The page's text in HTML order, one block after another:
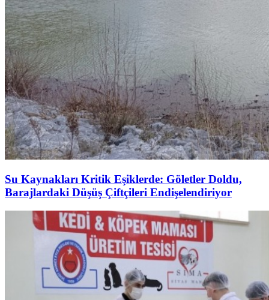
Su Kaynakları Kritik Eşiklerde: Göletler Doldu,
Barajlardaki Düşüş Çiftçileri Endişelendiriyor